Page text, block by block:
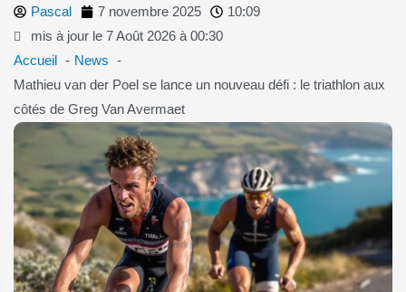
Pascal 7 novembre 2025
10:09
mis à jour le 7 Août 2026 à 00:30
Accueil
News
Mathieu van der Poel se lance un nouveau défi : le triathlon aux
côtés de Greg Van Avermaet